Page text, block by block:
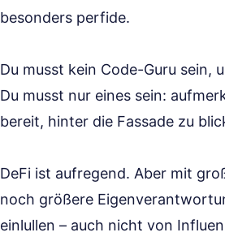
besonders perfide.
Du musst kein Code-Guru sein,
Du musst nur eines sein:
bereit, hinter die Fassade zu
DeFi ist aufregend. Aber mit
noch größere
einlullen – auch nicht von